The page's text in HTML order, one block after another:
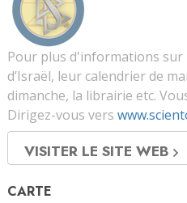
Pour plus d'informations sur
d’Israël, leur calendrier de
dimanche, la librairie etc.
Dirigez-vous vers
VISITER LE SITE WEB
CARTE